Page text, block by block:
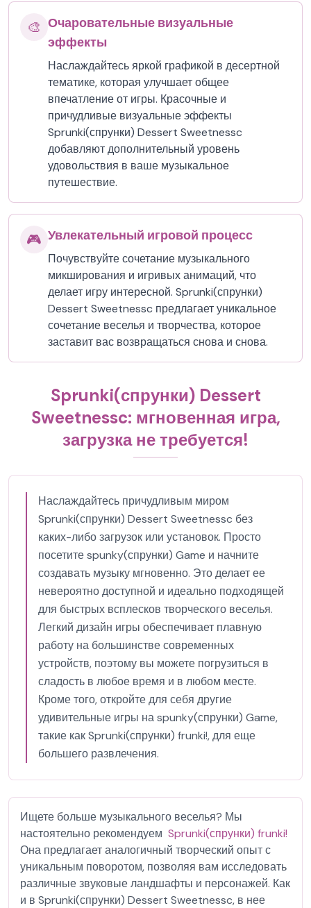
🎨 Очаровательные визуальные
эффекты
Наслаждайтесь яркой графикой в десертной
тематике, которая улучшает общее
впечатление от игры. Красочные и
причудливые визуальные эффекты
Sprunki(спрунки) Dessert Sweetnessc
добавляют дополнительный уровень
удовольствия в ваше музыкальное
путешествие.
🎮 Увлекательный игровой процесс
Почувствуйте сочетание музыкального
микширования и игривых анимаций, что
делает игру интересной. Sprunki(спрунки)
Dessert Sweetnessc предлагает уникальное
сочетание веселья и творчества, которое
заставит вас возвращаться снова и снова.
Sprunki(спрунки) Dessert
Sweetnessc: мгновенная игра,
загрузка не требуется!
Наслаждайтесь причудливым миром
Sprunki(спрунки) Dessert Sweetnessc без
каких-либо загрузок или установок. Просто
посетите spunky(спрунки) Game и начните
создавать музыку мгновенно. Это делает ее
невероятно доступной и идеально подходящей
для быстрых всплесков творческого веселья.
Легкий дизайн игры обеспечивает плавную
работу на большинстве современных
устройств, поэтому вы можете погрузиться в
сладость в любое время и в любом месте.
Кроме того, откройте для себя другие
удивительные игры на spunky(спрунки) Game,
такие как Sprunki(спрунки) frunki!, для еще
большего развлечения.
Ищете больше музыкального веселья? Мы
настоятельно рекомендуем Sprunki(спрунки) frunki!
Она предлагает аналогичный творческий опыт с
уникальным поворотом, позволяя вам исследовать
различные звуковые ландшафты и персонажей. Как
и в Sprunki(спрунки) Dessert Sweetnessc, в нее